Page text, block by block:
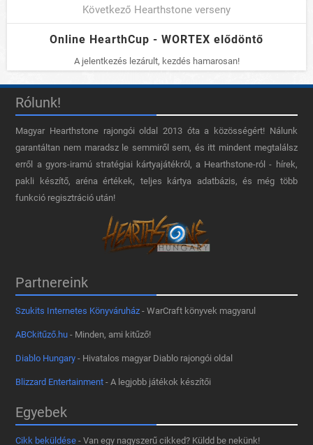
Következő Hearthstone verseny
Online HearthCup - WORTEX elődöntő
A jelentkezés lezárult, kezdés hamarosan!
Rólunk!
Magyar Hearthstone​ rajongói oldal 2013 óta a közösségért! Nálunk
garantáltan nem maradsz le semmiről sem, és itt mindent megtalálsz
erről a gyors-iramú stratégiai kártyajátékról, a Hearthstone-ról - hírek,
pakli készítő, aréna értékek, teljes kártya adatbázis, és még több
funkció regisztráció után!
Partnereink
Szukits Internetes Könyváruház - WarCraft könyvek magyarul
ABCkitűző.hu - Minden, ami kitűző!
Diablo Hungary - Hivatalos magyar Diablo rajongói oldal
Blizzard Entertainment - A legjobb játékok készítői
Egyebek
Cikk beküldése - Van egy nagyszerű cikked? Küldd be nekünk!